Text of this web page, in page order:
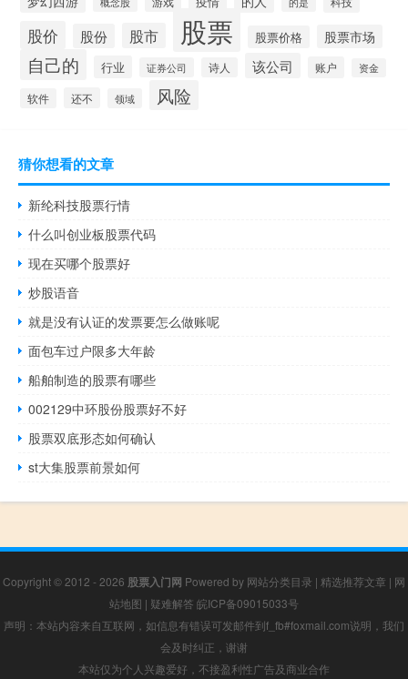
股价 股份 股市 股票 股票价格 股票市场
自己的 行业 证券公司 诗人 该公司 账户 资金
软件 还不 领域 风险
猜你想看的文章
新纶科技股票行情
什么叫创业板股票代码
现在买哪个股票好
炒股语音
就是没有认证的发票要怎么做账呢
面包车过户限多大年龄
船舶制造的股票有哪些
002129中环股份股票好不好
股票双底形态如何确认
st大集股票前景如何
Copyright © 2012 - 2026 股票入门网 Powered by 网站分类目录 | 精选推荐文章 | 网
站地图 | 疑难解答 皖ICP备09015033号
声明：本站内容来自互联网，如信息有错误可发邮件到f_fb#foxmail.com说明，我们
会及时纠正，谢谢
本站仅为个人兴趣爱好，不接盈利性广告及商业合作